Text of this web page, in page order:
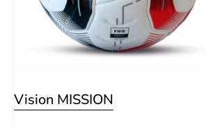
Vision MISSION